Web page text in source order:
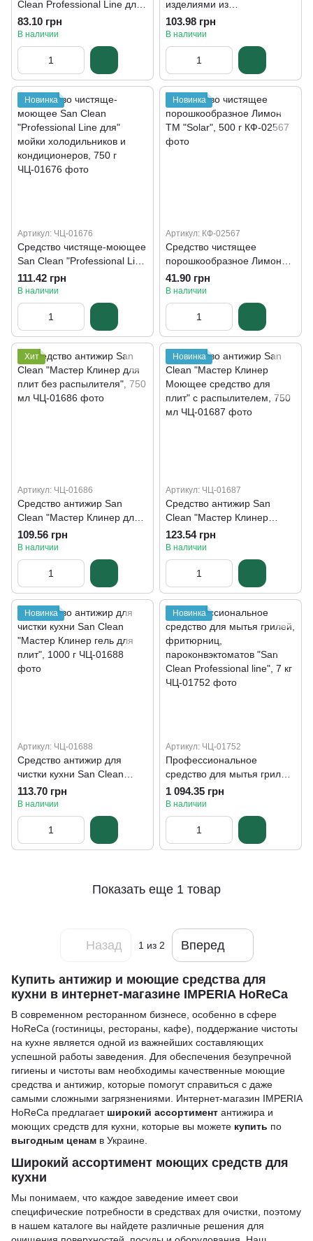
Clean Professional Line для
мытья холодильников,
холодильных камер и
кондиционеров, 500 мл
83.10 грн
В наличии
изделиями из
нержавеющей стали и
полированного металла
San Clean Professional, 500
103.98 грн
В наличии
Новинка
Артикул: ЧЦ-01676
Средство чистяще-моющее
San Clean "Professional Line
для" мойки холодильников
и кондиционеров, 750 г
111.42 грн
В наличии
Новинка
Артикул: КФ-02567
Средство чистящее
порошкообразное Лимон
ТМ "Solar", 500 г
41.90 грн
В наличии
Хит
Артикул: ЧЦ-01686
Средство антижир San
Clean "Мастер Клинер для
плит без распылителя", 750
мл
109.56 грн
В наличии
Новинка
Артикул: ЧЦ-01687
Средство антижир San
Clean "Мастер Клинер
Моющее средство для
плит" с распылителем, 750
мл
123.54 грн
В наличии
Новинка
Артикул: ЧЦ-01688
Средство антижир для
чистки кухни San Clean
"Мастер Клинер гель для
плит", 1000 г
113.70 грн
В наличии
Новинка
Артикул: ЧЦ-01752
Профессиональное
средство для мытья грилей,
фритюрниц,
пароконвэктоматов "San
Clean Professional line", 7 кг
1 094.35 грн
В наличии
Показать еще 1 товар
Назад 1 из 2 Вперед
Купить антижир и моющие средства для
кухни в интернет-магазине IMPERIA HoReCa
В современном ресторанном бизнесе, особенно в сфере
HoReCa (гостиницы, рестораны, кафе), поддержание чистоты
на кухне является одной из важнейших составляющих
успешной работы заведения. Для обеспечения безупречной
гигиены и чистоты вам необходимы качественные моющие
средства и антижир, которые помогут справиться с даже
самыми сложными загрязнениями. Интернет-магазин IMPERIA
HoReCa предлагает широкий ассортимент антижира и
моющих средств для кухни, которые вы можете купить по
выгодным ценам в Украине.
Широкий ассортимент моющих средств для
кухни
Мы понимаем, что каждое заведение имеет свои
специфические потребности в средствах для очистки, поэтому
в нашем каталоге вы найдете различные решения для